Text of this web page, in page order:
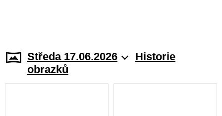
Středa 17.06.2026
Historie
obrazků